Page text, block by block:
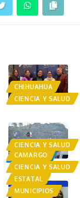
CHIHUAHUA
CIENCIA Y SALUD
CIENCIA Y SALUD
NACIONAL
CAMARGO
CIENCIA Y SALUD
ESTATAL
MUNICIPIOS